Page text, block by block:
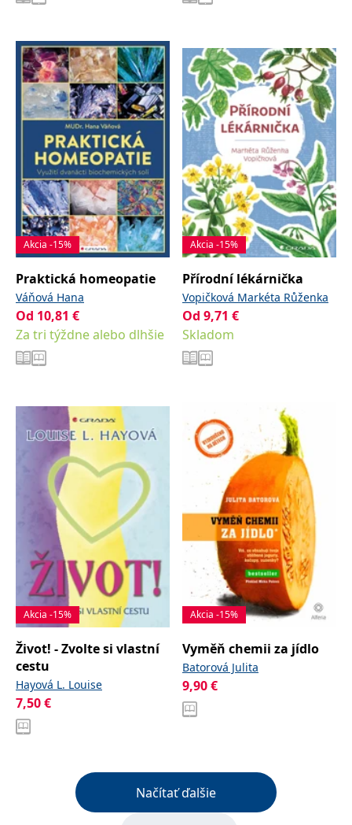
Akcia -15%
Praktická homeopatie
Váňová Hana
Od 10,81 €
Za tri týždne alebo dlhšie
Akcia -15%
Přírodní lékárnička
Vopičková Markéta Růženka
Od 9,71 €
Skladom
Akcia -15%
Život! - Zvolte si vlastní
cestu
Hayová L. Louise
7,50€
Akcia -15%
Vyměň chemii za jídlo
Batorová Julita
9,90€
Načítať ďalšie